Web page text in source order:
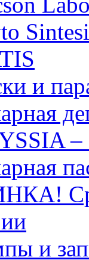
Sintesi
и
–
и